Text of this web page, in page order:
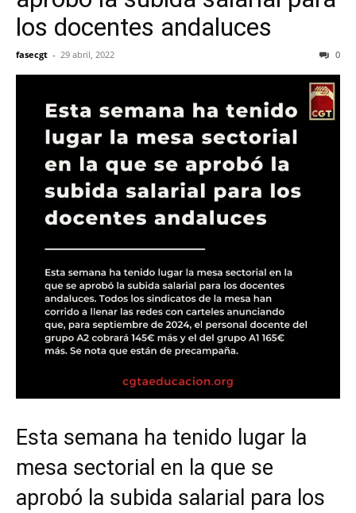
los docentes andaluces
fasecgt - 29 abril, 2022 0
Esta semana ha tenido lugar la
mesa sectorial en la que se
aprobó la subida salarial para los